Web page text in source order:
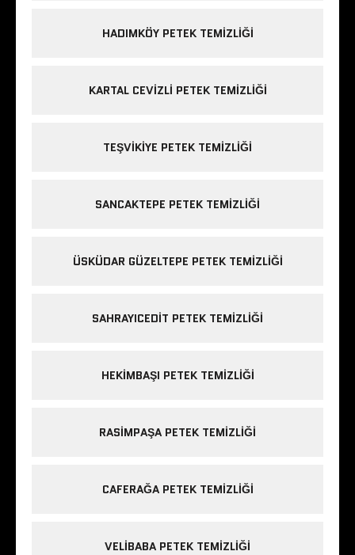
HADIMKÖY PETEK TEMIZLIĞI
KARTAL CEVIZLI PETEK TEMIZLIĞI
TEŞVIKIYE PETEK TEMIZLIĞI
SANCAKTEPE PETEK TEMIZLIĞI
ÜSKÜDAR GÜZELTEPE PETEK TEMIZLIĞI
SAHRAYICEDIT PETEK TEMIZLIĞI
HEKIMBAŞI PETEK TEMIZLIĞI
RASIMPAŞA PETEK TEMIZLIĞI
CAFERAĞA PETEK TEMIZLIĞI
VELIBABA PETEK TEMIZLIĞI